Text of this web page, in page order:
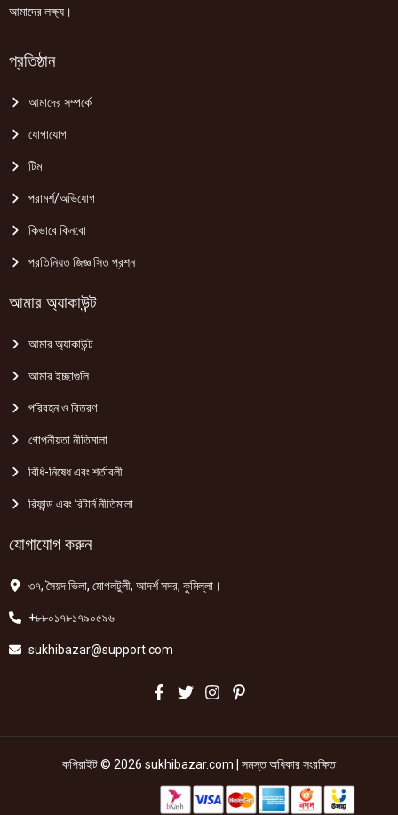
আমাদের লক্ষ্য।
প্রতিষ্ঠান
আমাদের সম্পর্কে
যোগাযোগ
টিম
পরামর্শ/অভিযোগ
কিভাবে কিনবো
প্রতিনিয়ত জিজ্ঞাসিত প্রশ্ন
আমার অ্যাকাউন্ট
আমার অ্যাকাউন্ট
আমার ইচ্ছাগুলি
পরিবহন ও বিতরণ
গোপনীয়তা নীতিমালা
বিধি-নিষেধ এবং শর্তাবলী
রিফান্ড এবং রিটার্ন নীতিমালা
যোগাযোগ করুন
৩৭, সৈয়দ ভিলা, মোগলটুলী, আদর্শ সদর, কুমিল্লা।
+৮৮০১৭৮১৭৯০৫৯৬
sukhibazar@support.com
কপিরাইট © 2026 sukhibazar.com | সমস্ত অধিকার সংরক্ষিত